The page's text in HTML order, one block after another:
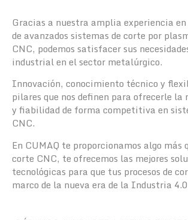
Gracias a nuestra amplia experiencia
de avanzados sistemas de corte por
CNC, podemos satisfacer sus
industrial en el sector metalúrgico.
Innovación, conocimiento técnico y
pilares que nos definen para ofrecerle la
y fiabilidad de forma competitiva en
CNC.
En CUMAQ te proporcionamos algo más
corte CNC, te ofrecemos las mejores
tecnológicas para que tus procesos de
marco de la nueva era de la Industria